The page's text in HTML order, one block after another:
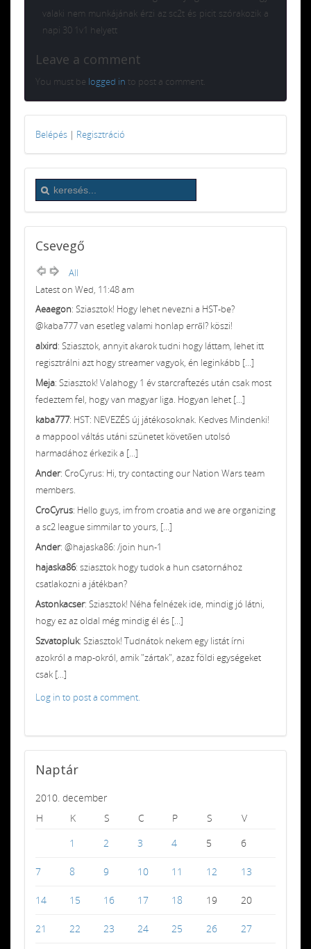
valaki nem munkájának érzi az sc2t és picit szórakozik a
napi 30 1v1 helyett
Leave a comment
You must be logged in to post a comment.
Belépés | Regisztráció
Csevegő
All
Latest on Wed, 11:48 am
Aeaegon: Sziasztok! Hogy lehet nevezni a HST-be?
@kaba777 van esetleg valami honlap erről? köszi!
alxird: Sziasztok, annyit akarok tudni hogy láttam, lehet itt
regisztrálni azt hogy streamer vagyok, én leginkább [...]
Meja: Sziasztok! Valahogy 1 év starcraftezés után csak most
fedeztem fel, hogy van magyar liga. Hogyan lehet [...]
kaba777: HST: NEVEZÉS új játékosoknak. Kedves Mindenki!
a mappool váltás utáni szünetet követően utolsó
harmadához érkezik a [...]
Ander: CroCyrus: Hi, try contacting our Nation Wars team
members.
CroCyrus: Hello guys, im from croatia and we are organizing
a sc2 league simmilar to yours, [...]
Ander: @hajaska86: /join hun-1
hajaska86: sziasztok hogy tudok a hun csatornához
csatlakozni a játékban?
Astonkacser: Sziasztok! Néha felnézek ide, mindig jó látni,
hogy ez az oldal még mindig él és [...]
Szvatopluk: Sziasztok! Tudnátok nekem egy listát írni
azokról a map-okról, amik "zártak", azaz földi egységeket
csak [...]
Log in to post a comment.
Naptár
2010. december
H
K S C P S
V
1
2 3 4 5 6
7 8 9 10 11 12 13
14 15 16 17 18 19 20
21 22 23 24 25 26 27